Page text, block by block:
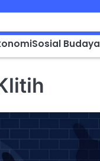
Sosial Budaya